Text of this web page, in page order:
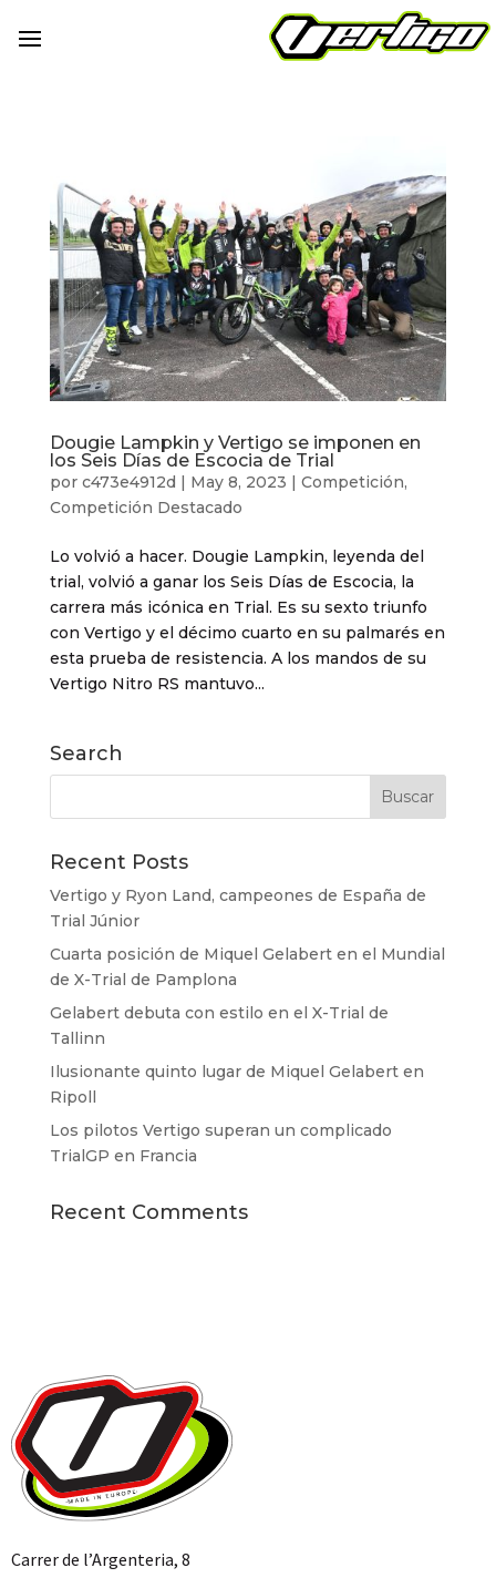
Dougie Lampkin y Vertigo se imponen en
los Seis Días de Escocia de Trial
por c473e4912d | May 8, 2023 | Competición,
Competición Destacado
Lo volvió a hacer. Dougie Lampkin, leyenda del
trial, volvió a ganar los Seis Días de Escocia, la
carrera más icónica en Trial. Es su sexto triunfo
con Vertigo y el décimo cuarto en su palmarés en
esta prueba de resistencia. A los mandos de su
Vertigo Nitro RS mantuvo...
Search
Recent Posts
Vertigo y Ryon Land, campeones de España de
Trial Júnior
Cuarta posición de Miquel Gelabert en el Mundial
de X-Trial de Pamplona
Gelabert debuta con estilo en el X-Trial de
Tallinn
Ilusionante quinto lugar de Miquel Gelabert en
Ripoll
Los pilotos Vertigo superan un complicado
TrialGP en Francia
Recent Comments
Carrer de l’Argenteria, 8